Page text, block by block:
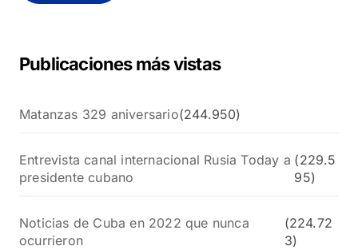
Publicaciones más vistas
Matanzas 329 aniversario(244.950)
Entrevista canal internacional Rusia Today a
presidente cubano
(229.5
95)
Noticias de Cuba en 2022 que nunca
ocurrieron
(224.72
3)